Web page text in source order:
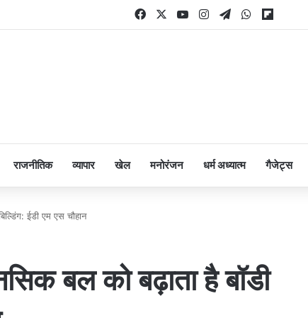
FacebookYouTubeInstagram
TelegramWhatsApp
राजनीतिक व्यापार खेल मनोरंजन धर्म अध्यात्म गैजेट्स
ईडी एम एस चौहान
बल को बढ़ाता है बॉडी